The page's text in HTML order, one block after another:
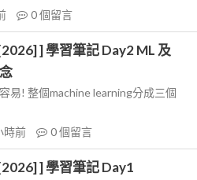
0個留言
] 學習筆記 Day2 ML 及
易! 整個machine learning分成三個
時前 0個留言
] 學習筆記 Day1